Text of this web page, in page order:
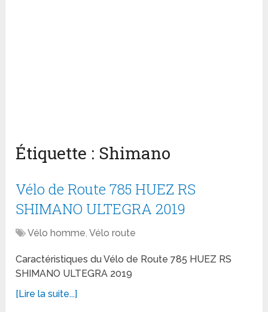
Étiquette : Shimano
Vélo de Route 785 HUEZ RS
SHIMANO ULTEGRA 2019
Vélo homme,Vélo route
Caractéristiques du Vélo de Route 785 HUEZ RS
SHIMANO ULTEGRA 2019
[Lire la suite...]